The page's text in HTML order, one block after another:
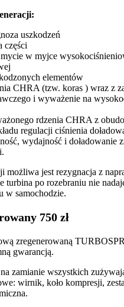
uszkodzeń
części
w myjce
elementów
CHRA (tzw. koras ) wraz z
i wyważenie na
rdzenia CHRA z
regulacji ciśnienia
wydajność i doładowanie
możliwa jest rezygnacja z
turbina po rozebraniu nie
w samochodzie.
750 zł
zregenerowaną
gwarancją.
zamianie wszystkich
wirnik, koło kompresji,